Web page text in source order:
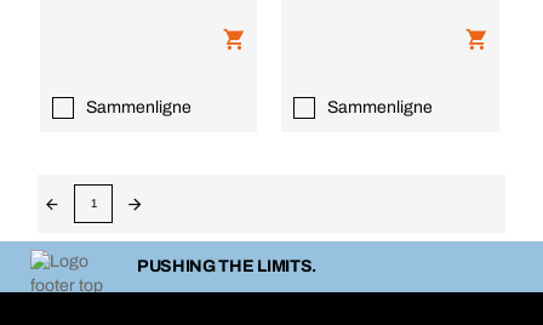
Sammenligne Sammenligne
1
PUSHING THE LIMITS.